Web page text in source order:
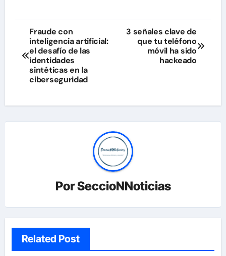
Navegación
de
entradas
Fraude con
inteligencia artificial:
el desafío de las
identidades
sintéticas en la
ciberseguridad
3 señales clave de
que tu teléfono
móvil ha sido
hackeado
PorSeccioNNoticias
Related Post